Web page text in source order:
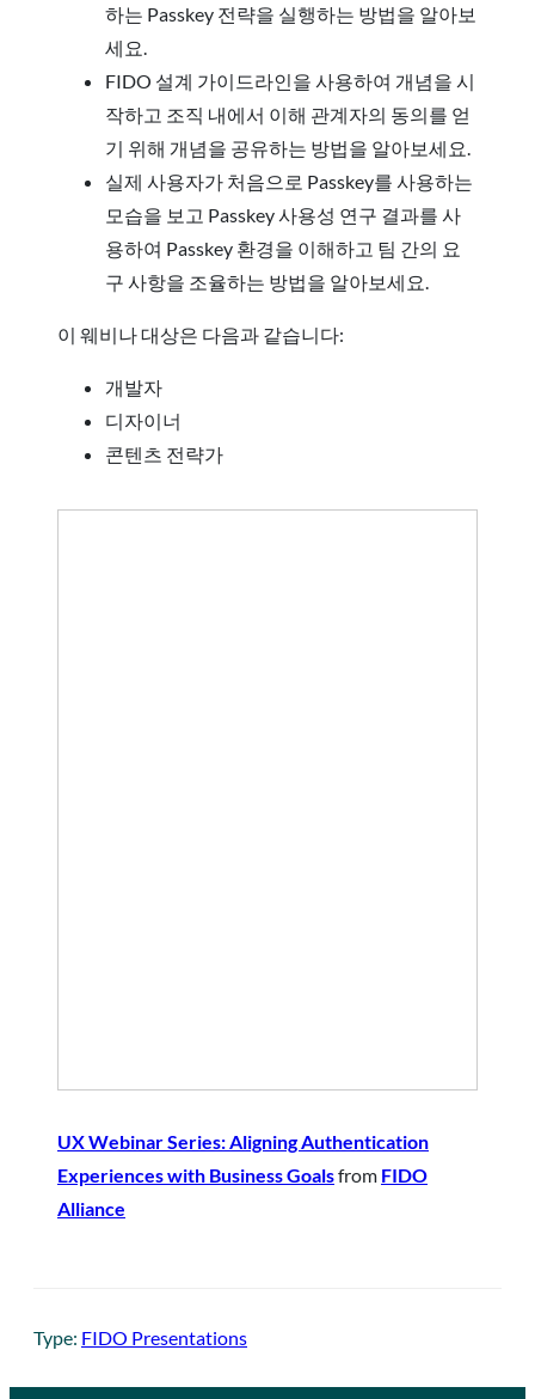
하는 Passkey 전략을 실행하는 방법을 알아보
세요.
FIDO 설계 가이드라인을 사용하여 개념을 시
작하고 조직 내에서 이해 관계자의 동의를 얻
기 위해 개념을 공유하는 방법을 알아보세요.
실제 사용자가 처음으로 Passkey를 사용하는
모습을 보고 Passkey 사용성 연구 결과를 사
용하여 Passkey 환경을 이해하고 팀 간의 요
구 사항을 조율하는 방법을 알아보세요.
이 웨비나 대상은 다음과 같습니다:
개발자
디자이너
콘텐츠 전략가
UX Webinar Series: Aligning Authentication
Experiences with Business Goalsfrom FIDO
Alliance
Type: FIDO Presentations